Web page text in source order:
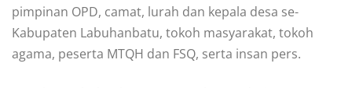
pimpinan OPD, camat, lurah dan kepala desa se-
Kabupaten Labuhanbatu, tokoh masyarakat, tokoh
agama, peserta MTQH dan FSQ, serta insan pers.